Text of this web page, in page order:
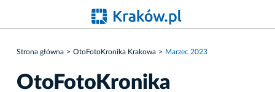
Strona główna OtoFotoKronika Krakowa Marzec 2023
OtoFotoKronika